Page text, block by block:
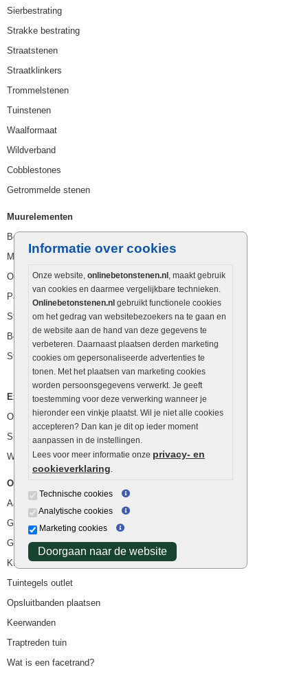
Informatie over cookies
Onze website, onlinebetonstenen.nl , maakt gebruik
van cookies en daarmee vergelijkbare technieken.
Onlinebetonstenen.nl gebruikt functionele cookies
om het gedrag van websitebezoekers na te gaan en
de website aan de hand van deze gegevens te
verbeteren. Daarnaast plaatsen derden marketing
cookies om gepersonaliseerde advertenties te
tonen. Met het plaatsen van marketing cookies
worden persoonsgegevens verwerkt. Je geeft
toestemming voor deze verwerking wanneer je
hieronder een vinkje plaatst. Wil je niet alle cookies
accepteren? Dan kan je dit op ieder moment
aanpassen in de instellingen.
Lees voor meer informatie onze privacy- en
cookieverklaring
Technische cookies
Analytische cookies
Marketing cookies
Doorgaan naar de website
Sierbestrating
Strakke bestrating
Straatstenen
Straatklinkers
Trommelstenen
Tuinstenen
Waalformaat
Wildverband
Cobblestones
Getrommelde stenen
Muurelementen
Betonbielzen
Muurstenen
Opsluitbanden
Palissaden
Stapelblokken
Betonblokken
Stapelstenen
Extra benodigdheden
Ophoogzand
Siergrind en siersplit
Waterafvoer
Overig
Aanbiedingen
Goedkope bestrating
Goedkope tuintegels
Kunstgras
Tuintegels outlet
Opsluitbanden plaatsen
Keerwanden
Traptreden tuin
Wat is een facetrand?